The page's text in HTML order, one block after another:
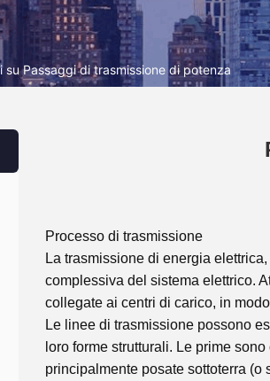
su Passaggi di trasmissione di potenza
Processo di trasmissione
La trasmissione di energia
complessiva del sistema elettrico.
collegate ai centri di carico, in
Le linee di trasmissione possono
loro forme strutturali. Le prime
principalmente posate sottoterra